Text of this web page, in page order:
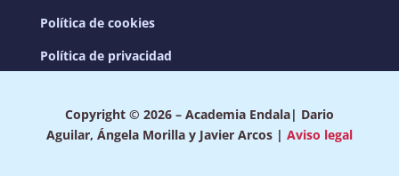
Política de cookies
Política de privacidad
Copyright © 2026 – Academia Endala| Dario
Aguilar, Ángela Morilla y Javier Arcos | Aviso legal